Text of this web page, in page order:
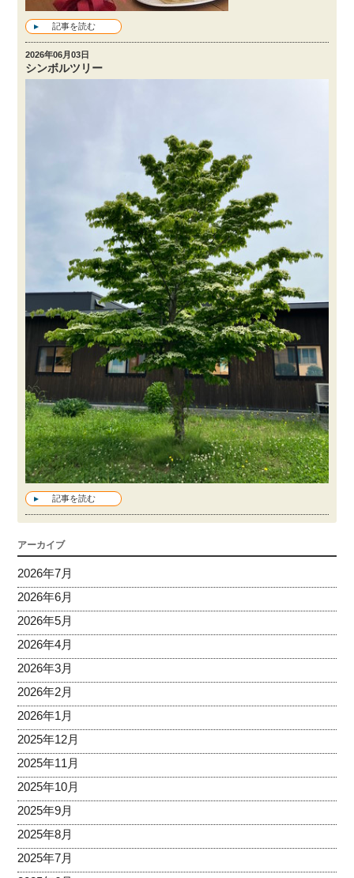
記事を読む
2026年06月03日
シンボルツリー
記事を読む
アーカイブ
2026年7月
2026年6月
2026年5月
2026年4月
2026年3月
2026年2月
2026年1月
2025年12月
2025年11月
2025年10月
2025年9月
2025年8月
2025年7月